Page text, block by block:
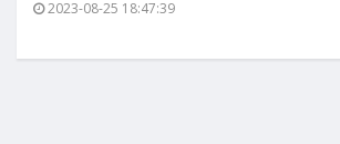
2023-08-25 18:47:39